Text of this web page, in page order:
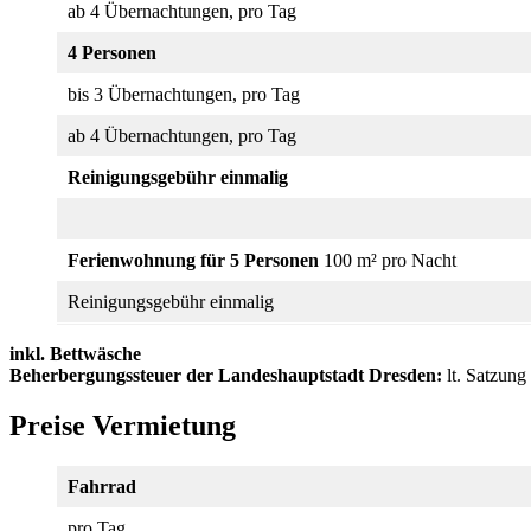
ab 4 Übernachtungen, pro Tag
4 Personen
bis 3 Übernachtungen, pro Tag
ab 4 Übernachtungen, pro Tag
Reinigungsgebühr einmalig
Ferienwohnung für 5 Personen 100 m² pro Nacht
Reinigungsgebühr einmalig
inkl. Bettwäsche
Beherbergungssteuer der Landeshauptstadt Dresden: lt. Satzung
Preise Vermietung
Fahrrad